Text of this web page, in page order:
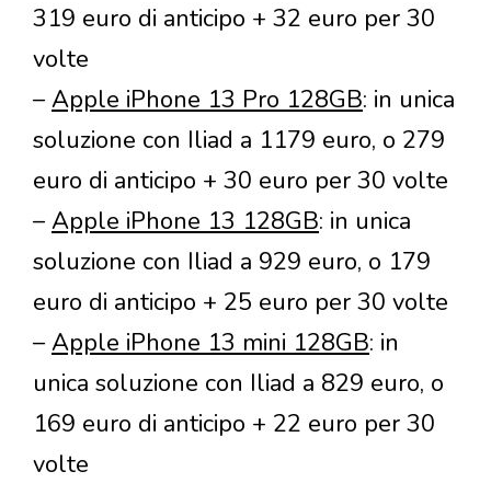
319 euro di anticipo + 32 euro per 30
volte
– Apple iPhone 13 Pro 128GB: in unica
soluzione con Iliad a 1179 euro, o 279
euro di anticipo + 30 euro per 30 volte
– Apple iPhone 13 128GB: in unica
soluzione con Iliad a 929 euro, o 179
euro di anticipo + 25 euro per 30 volte
– Apple iPhone 13 mini 128GB: in
unica soluzione con Iliad a 829 euro, o
169 euro di anticipo + 22 euro per 30
volte